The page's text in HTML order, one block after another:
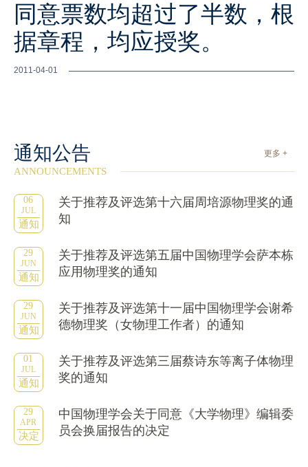
同意票数均超过了半数，根
据章程，均应授奖。
2011-04-01
通知公告 更多 +
ANNOUNCEMENTS
06
JUL
通知
关于推荐及评选第十六届周培源物理奖的通
知
29
JUN
通知
关于推荐及评选第五届中国物理学会萨本栋
应用物理奖的通知
29
JUN
通知
关于推荐及评选第十一届中国物理学会谢希
德物理奖（女物理工作者）的通知
01
JUL
通知
关于推荐及评选第三届蔡诗东等离子体物理
奖的通知
29
APR
决定
中国物理学会关于同意《大学物理》编辑委
员会换届报告的决定